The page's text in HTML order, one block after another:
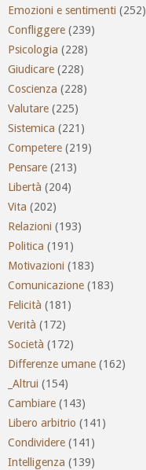
Emozioni e sentimenti (252)
Confliggere (239)
Psicologia (228)
Giudicare (228)
Coscienza (228)
Valutare (225)
Sistemica (221)
Competere (219)
Pensare (213)
Libertà (204)
Vita (202)
Relazioni (193)
Politica (191)
Motivazioni (183)
Comunicazione (183)
Felicità (181)
Verità (172)
Società (172)
Differenze umane (162)
_Altrui (154)
Cambiare (143)
Libero arbitrio (141)
Condividere (141)
Intelligenza (139)